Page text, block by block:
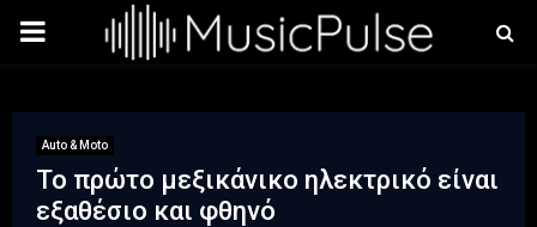
PRIMARY
Auto & Moto
Το πρώτο μεξικάνικο ηλεκτρικό είναι
εξαθέσιο και φθηνό